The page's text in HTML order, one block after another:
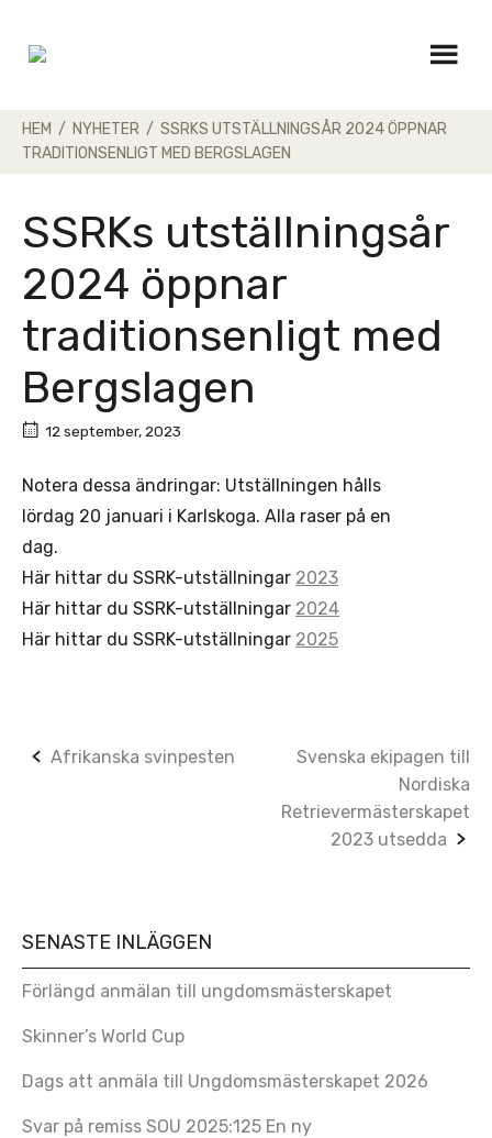
content
HEM / NYHETER / SSRKS UTSTÄLLNINGSÅR 2024 ÖPPNAR
TRADITIONSENLIGT MED BERGSLAGEN
SSRKs utställningsår
2024 öppnar
traditionsenligt med
Bergslagen
12 september, 2023
Notera dessa ändringar: Utställningen hålls
lördag 20 januari i Karlskoga. Alla raser på en
dag.
Här hittar du SSRK-utställningar 2023
Här hittar du SSRK-utställningar 2024
Här hittar du SSRK-utställningar 2025
Post
Afrikanska svinpesten
Svenska ekipagen till
Nordiska
Retrievermästerskapet
2023 utsedda
SENASTE INLÄGGEN
Förlängd anmälan till ungdomsmästerskapet
Skinner’s World Cup
Dags att anmäla till Ungdomsmästerskapet 2026
Svar på remiss SOU 2025:125 En ny